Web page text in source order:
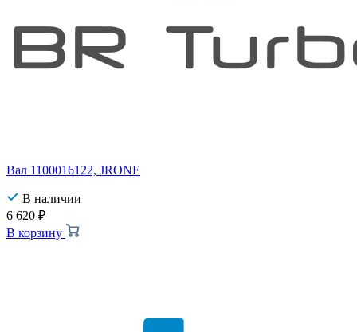
Вал 1100016122, JRONE
В наличии
6 620 ₽
В корзину